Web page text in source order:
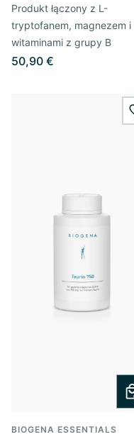
Produkt łączony z L-
tryptofanem, magnezem i
witaminami z grupy B
50,90 €
BIOGENA ESSENTIALS